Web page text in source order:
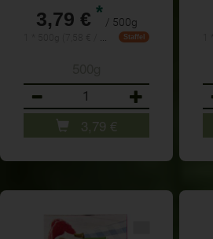
3,79 € * / 500g
Staffel
3,79 €